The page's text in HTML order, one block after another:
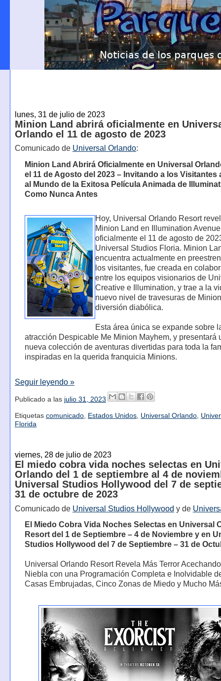
lunes, 31 de julio de 2023
Minion Land abrirá oficialmente en
Orlando el 11 de agosto de 2023
Comunicado de Universal Orlando:
Minion Land Abrirá Oficialmente en Universal
el 11 de Agosto del 2023 – Invitando a los Visitantes
al Mundo de la Exitosa Película Animada de
Como Nunca Antes
Hoy, Universal Orlando Resort
Minion Land en Illumination
oficialmente el 11 de agosto de
Universal Studios Floria. Minion
encuentra actualmente en
los visitantes, fue creada en
entre los equipos visionarios de
Creative e Illumination, y trae a la
nuevo nivel de travesuras de
diversión diabólica.
Esta área única se expande sobre
atracción Despicable Me Minion Mayhem, y presentará
nueva colección de aventuras divertidas para toda la
inspiradas en la querida franquicia Minions.
Seguir leyendo »
Publicado a las julio 31, 2023
Etiquetas comunicado, Estados Unidos, Universal Orlando,
Florida
viernes, 28 de julio de 2023
El miedo cobra vida noches selectas en
Orlando del 1 de septiembre al 4 de
Universal Studios Hollywood del 7 de
31 de octubre de 2023
Comunicado de Universal Studios Hollywood y de
El Miedo Cobra Vida Noches Selectas en Universal
Resort del 1 de Septiembre – 4 de Noviembre y en
Studios Hollywood del 7 de Septiembre – 31 de
Universal Orlando Resort Revela Más Terror
Niebla con una Programación Completa e Inolvidable
Casas Embrujadas, Cinco Zonas de Miedo y Mucho